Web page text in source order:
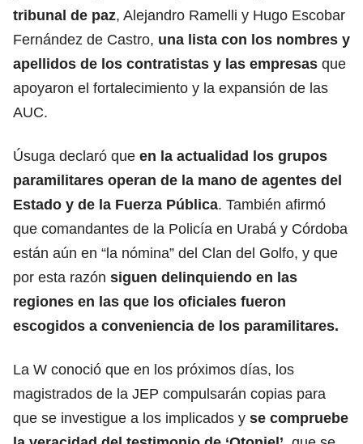
tribunal de paz, Alejandro Ramelli y Hugo Escobar
Fernández de Castro, una lista con los nombres y
apellidos de los contratistas y las empresas que
apoyaron el fortalecimiento y la expansión de las
AUC.
Úsuga declaró que en la actualidad los grupos
paramilitares operan de la mano de agentes del
Estado y de la Fuerza Pública. También afirmó
que comandantes de la Policía en Urabá y Córdoba
están aún en “la nómina” del Clan del Golfo, y que
por esta razón siguen delinquiendo en las
regiones en las que los oficiales fueron
escogidos a conveniencia de los paramilitares.
La W conoció que en los próximos días, los
magistrados de la JEP compulsarán copias para
que se investigue a los implicados y se compruebe